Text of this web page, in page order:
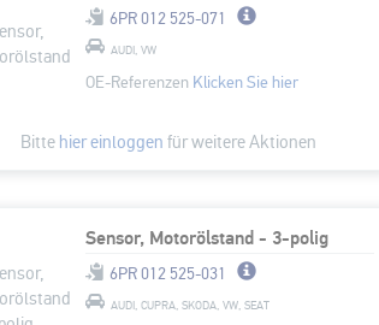
6PR 012 525-071
AUDI, VW
OE-Referenzen Klicken Sie hier
Bitte hier einloggen für weitere Aktionen
Sensor, Motorölstand - 3-polig
6PR 012 525-031
AUDI, CUPRA, SKODA, VW, SEAT